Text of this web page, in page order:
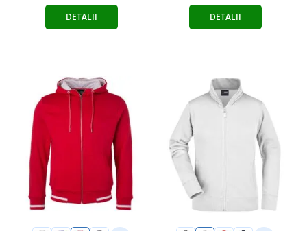
DETALII DETALII